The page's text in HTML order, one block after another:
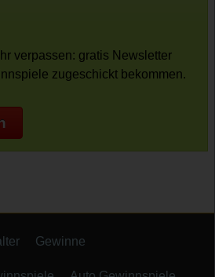
verpassen: gratis Newsletter
zugeschickt bekommen.
Gewinne